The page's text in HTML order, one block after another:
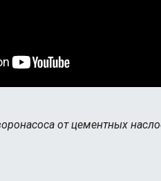
от цементных